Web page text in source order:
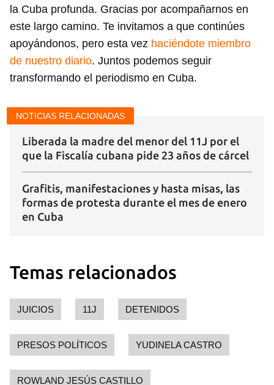
la Cuba profunda. Gracias por acompañarnos en
este largo camino. Te invitamos a que continúes
apoyándonos, pero esta vez haciéndote miembro
de nuestro diario. Juntos podemos seguir
transformando el periodismo en Cuba.
NOTICIAS RELACIONADAS
Liberada la madre del menor del 11J por el
que la Fiscalía cubana pide 23 años de cárcel
Grafitis, manifestaciones y hasta misas, las
formas de protesta durante el mes de enero
en Cuba
Temas relacionados
JUICIOS 11J DETENIDOS
PRESOS POLÍTICOS YUDINELA CASTRO
ROWLAND JESÚS CASTILLO